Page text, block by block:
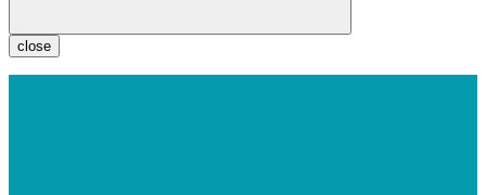
close